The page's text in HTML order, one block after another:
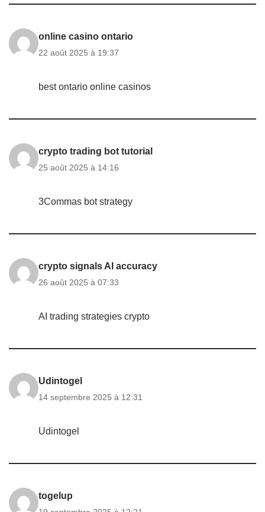
online casino ontario
22 août 2025 à 19:37
best ontario online casinos
crypto trading bot tutorial
25 août 2025 à 14:16
3Commas bot strategy
crypto signals AI accuracy
26 août 2025 à 07:33
AI trading strategies crypto
Udintogel
14 septembre 2025 à 12:31
Udintogel
togelup